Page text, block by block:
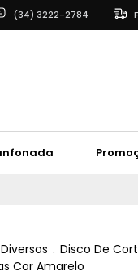
(34) 3222-2784
Diversos . Disco De
Cor Amarelo